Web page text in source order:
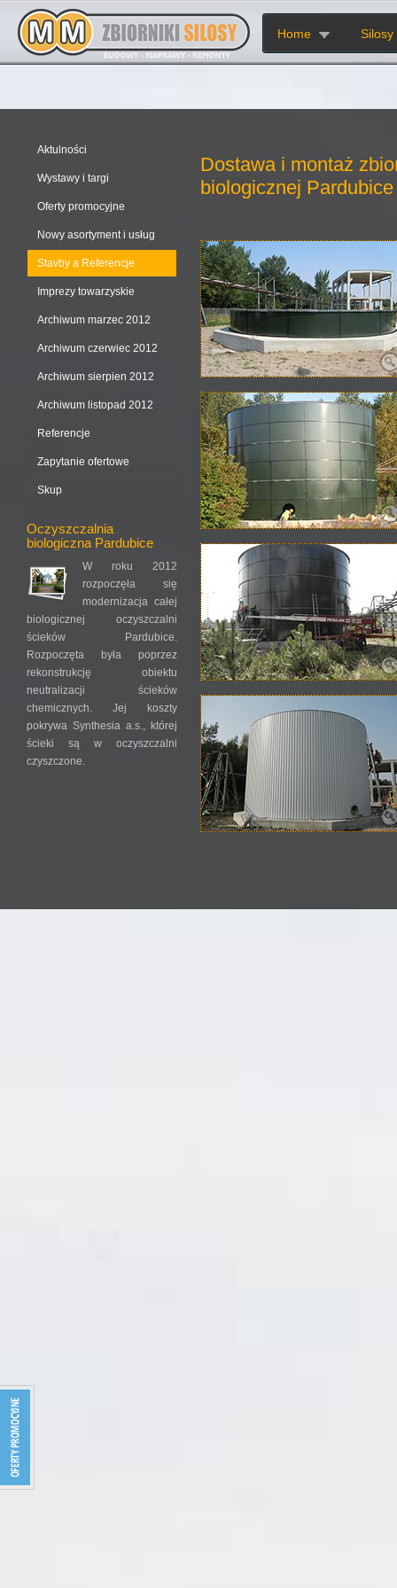
Home Silosy
Aktulności
Wystawy i targi
Oferty promocyjne
Nowy asortyment i usług
Stavby a Referencje
Imprezy towarzyskie
Archiwum marzec 2012
Archiwum czerwiec 2012
Archiwum sierpien 2012
Archiwum listopad 2012
Referencje
Zapytanie ofertowe
Skup
Oczyszczalnia
biologiczna Pardubice
W roku 2012
rozpoczęła się
modernizacja całej
biologicznej oczyszczalni
ścieków Pardubice.
Rozpoczęta była poprzez
rekonstrukcję obiektu
neutralizacji ścieków
chemicznych. Jej koszty
pokrywa Synthesia a.s., której
ścieki są w oczyszczalni
czyszczone.
Dostawa i montaż
biologicznej Pardubice